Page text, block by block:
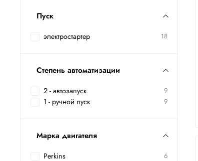
Пуск
электростартер 18
Степень автоматизации
2 - автозапуск 9
1 - ручной пуск 9
Марка двигателя
Perkins 6